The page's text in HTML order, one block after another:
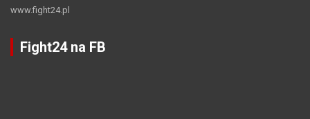
www.fight24.pl
Fight24 na FB